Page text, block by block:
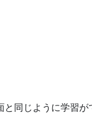
同じように学習が